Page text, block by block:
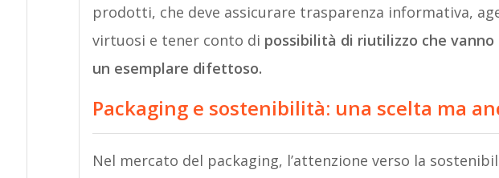
prodotti, che deve assicurare trasparenza informativa,
virtuosi e tener conto di possibilità di riutilizzo che
un esemplare difettoso.
Packaging e sostenibilità: una scelta ma
Nel mercato del packaging, l’attenzione verso la